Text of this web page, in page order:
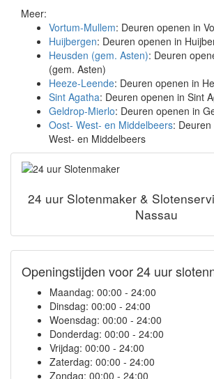
Meer:
Vortum-Mullem: Deuren openen in
Huijbergen: Deuren openen in
Heusden (gem. Asten): Deuren
(gem. Asten)
Heeze-Leende: Deuren openen in
Sint Agatha: Deuren openen in Sint
Geldrop-Mierlo: Deuren openen in
Oost- West- en Middelbeers:
West- en Middelbeers
24 uur Slotenmaker &
Nassau
Openingstijden voor 24 uur
Maandag: 00:00 - 24:00
Dinsdag: 00:00 - 24:00
Woensdag: 00:00 - 24:00
Donderdag: 00:00 - 24:00
Vrijdag: 00:00 - 24:00
Zaterdag: 00:00 - 24:00
Zondag: 00:00 - 24:00